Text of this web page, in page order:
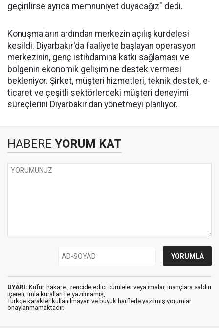
geçirilirse ayrıca memnuniyet duyacağız" dedi.
Konuşmaların ardından merkezin açılış kurdelesi
kesildi. Diyarbakır'da faaliyete başlayan operasyon
merkezinin, genç istihdamına katkı sağlaması ve
bölgenin ekonomik gelişimine destek vermesi
bekleniyor. Şirket, müşteri hizmetleri, teknik destek, e-
ticaret ve çeşitli sektörlerdeki müşteri deneyimi
süreçlerini Diyarbakır'dan yönetmeyi planlıyor.
HABERE YORUM KAT
UYARI: Küfür, hakaret, rencide edici cümleler veya imalar, inançlara saldırı
içeren, imla kuralları ile yazılmamış,
Türkçe karakter kullanılmayan ve büyük harflerle yazılmış yorumlar
onaylanmamaktadır.